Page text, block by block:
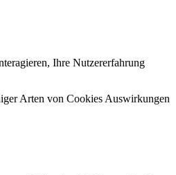
Ihre Nutzererfahrung
Arten von Cookies Auswirkungen